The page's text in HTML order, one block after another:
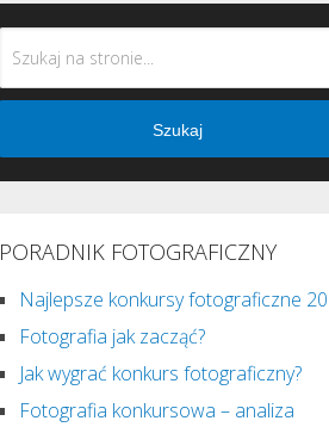
Szukaj
PORADNIK FOTOGRAFICZNY
Najlepsze konkursy fotograficzne
Fotografia jak zacząć?
Jak wygrać konkurs fotograficzny?
Fotografia konkursowa – analiza